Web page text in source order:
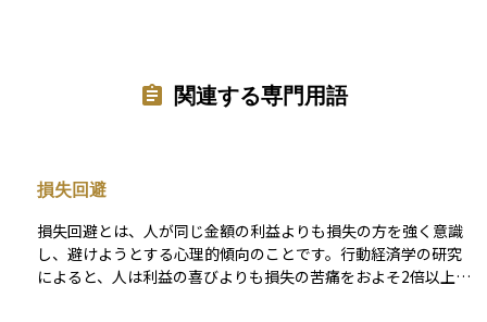
関連する専門用語
損失回避
損失回避とは、人が同じ金額の利益よりも損失の方を強く意識
し、避けようとする心理的傾向のことです。行動経済学の研究
によると、人は利益の喜びよりも損失の苦痛をおよそ2倍以上強